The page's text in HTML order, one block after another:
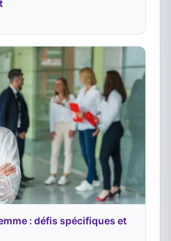
: défis spécifiques et